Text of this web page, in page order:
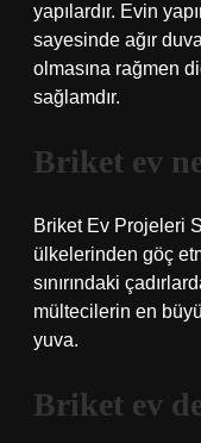
yapılardır. Evin
sayesinde ağır
olmasına rağmen
sağlamdır.
Briket ev
Briket Ev Projeleri
ülkelerinden göç
sınırındaki
mültecilerin en
yuva.
Briket ev